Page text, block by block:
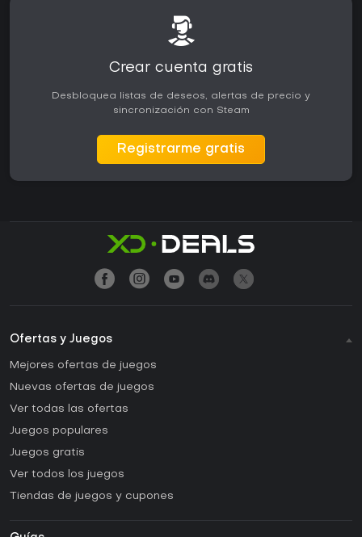
Crear cuenta gratis
Desbloquea listas de deseos, alertas de precio y
sincronización con Steam
Registrarme gratis
Ofertas y Juegos
Mejores ofertas de juegos
Nuevas ofertas de juegos
Ver todas las ofertas
Juegos populares
Juegos gratis
Ver todos los juegos
Tiendas de juegos y cupones